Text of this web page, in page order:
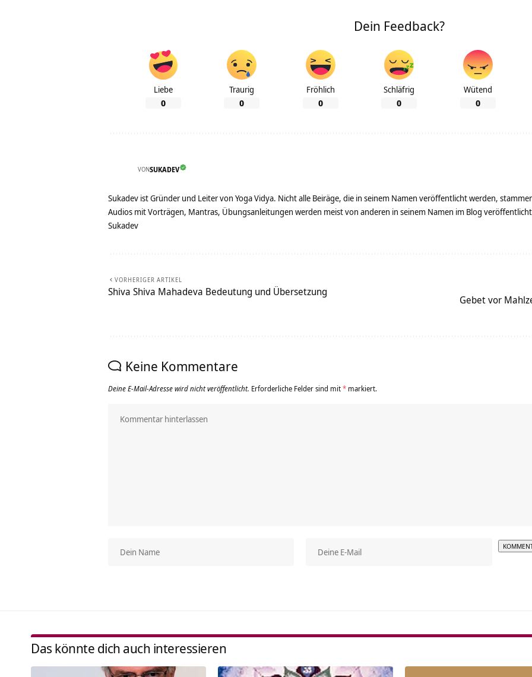
Dein Feedback?
Liebe
0
Traurig
0
Fröhlich
0
Schläfrig
0
Wütend
0
VONSUKADEV
Sukadev ist Gründer und Leiter von Yoga Vidya. Nicht alle Beiräge, die in seinem Namen veröffentlicht werden,
Audios mit Vorträgen, Mantras, Übungsanleitungen werden meist von anderen in seinem Namen im Blog
Sukadev
VORHERIGER ARTIKEL
Shiva Shiva Mahadeva Bedeutung und Übersetzung
Gebet vor
Keine Kommentare
Deine E-Mail-Adresse wird nicht veröffentlicht. Erforderliche Felder sind mit* markiert.
Das könnte dich auch interessieren